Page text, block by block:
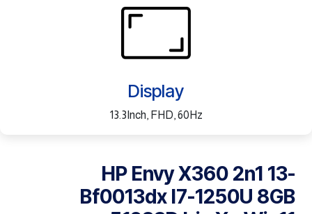
Display
13.3Inch, FHD, 60Hz
HP Envy X360 2n1 13-
Bf0013dx I7-1250U 8GB